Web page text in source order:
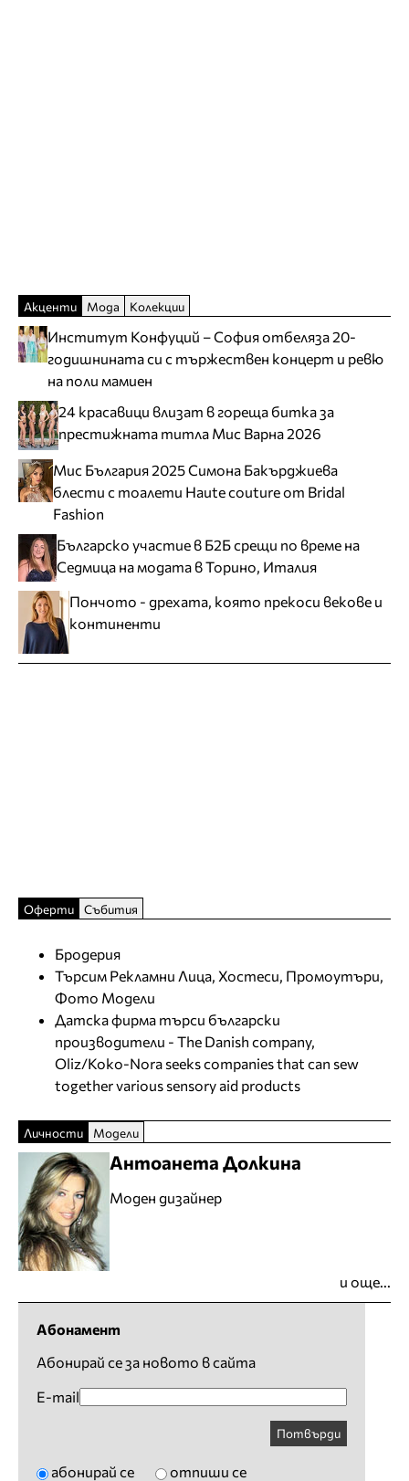
Акценти Мода Колекции
Институт Конфуций – София отбеляза 20-
годишнината си с тържествен концерт и ревю
на поли мамиен
24 красавици влизат в гореща битка за
престижната титла Мис Варна 2026
Мис България 2025 Симона Бакърджиева
блести с тоалети Haute couture от Bridal
Fashion
Българско участие в Б2Б срещи по време на
Седмица на модата в Торино, Италия
Пончото - дрехата, която прекоси векове и
континенти
Оферти Събития
Бродерия
Търсим Рекламни Лица, Хостеси, Промоутъри,
Фото Модели
Датска фирма търси български
производители - The Danish company,
Oliz/Koko-Nora seeks companies that can sew
together various sensory aid products
Личности Модели
Антоанета Долкина
Моден дизайнер
и още...
Абонамент
Абонирай се за новото в сайта
E-mail
Потвърди
абонирай се отпиши се